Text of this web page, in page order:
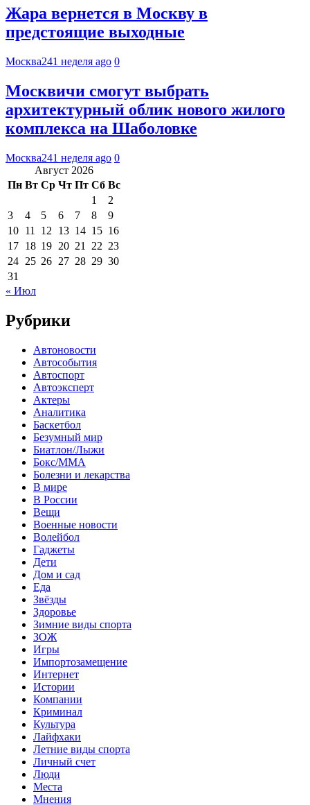
Жара вернется в Москву в
предстоящие выходные
Москва241 неделя ago 0
Москвичи смогут выбрать
архитектурный облик нового жилого
комплекса на Шаболовке
Москва241 неделя ago 0
Август 2026
Пн Вт Ср Чт Пт Сб Вс
1
2
3
4 5 6 7 8
9
10 11 12 13 14 15 16
17 18 19 20 21 22 23
24 25 26 27 28 29 30
31
« Июл
Рубрики
Автоновости
Автособытия
Автоспорт
Автоэксперт
Актеры
Аналитика
Баскетбол
Безумный мир
Биатлон/Лыжи
Бокс/MMA
Болезни и лекарства
В мире
В России
Вещи
Военные новости
Волейбол
Гаджеты
Дети
Дом и сад
Еда
Звёзды
Здоровье
Зимние виды спорта
ЗОЖ
Игры
Импортозамещение
Интернет
Истории
Компании
Криминал
Культура
Лайфхаки
Летние виды спорта
Личный счет
Люди
Места
Мнения